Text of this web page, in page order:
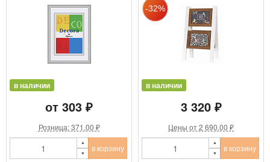
в наличии
от 303 ₽
Розница: 371.00 ₽
в корзину
в наличии
3 320 ₽
Цены от 2 690.00 ₽
в корзину